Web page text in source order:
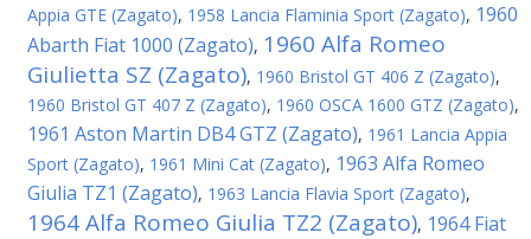
Appia GTE (Zagato), 1958 Lancia Flaminia Sport (Zagato), 1960
Abarth Fiat 1000 (Zagato), 1960 Alfa Romeo
Giulietta SZ (Zagato), 1960 Bristol GT 406 Z (Zagato),
1960 Bristol GT 407 Z (Zagato), 1960 OSCA 1600 GTZ (Zagato),
1961 Aston Martin DB4 GTZ (Zagato), 1961 Lancia Appia
Sport (Zagato), 1961 Mini Cat (Zagato), 1963 Alfa Romeo
Giulia TZ1 (Zagato), 1963 Lancia Flavia Sport (Zagato),
1964 Alfa Romeo Giulia TZ2 (Zagato), 1964 Fiat